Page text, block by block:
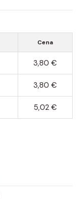
Cena
3,80 €
3,80 €
5,02 €